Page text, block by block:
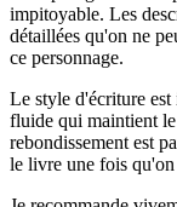
impitoyable. Les
détaillées qu'on ne
ce personnage.
Le style d'écriture
fluide qui maintient
rebondissement est
le livre une fois